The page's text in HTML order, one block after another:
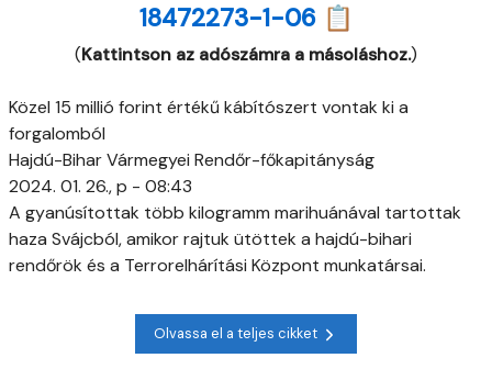
18472273-1-06 📋
(Kattintson az adószámra a másoláshoz.)
Közel 15 millió forint értékű kábítószert vontak ki a
forgalomból
Hajdú-Bihar Vármegyei Rendőr-főkapitányság
2024. 01. 26., p - 08:43
A gyanúsítottak több kilogramm marihuánával tartottak
haza Svájcból, amikor rajtuk ütöttek a hajdú-bihari
rendőrök és a Terrorelhárítási Központ munkatársai.
Olvassa el a teljes cikket